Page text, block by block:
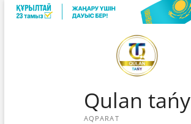
Skip
Qulan tańy
AQPARAT